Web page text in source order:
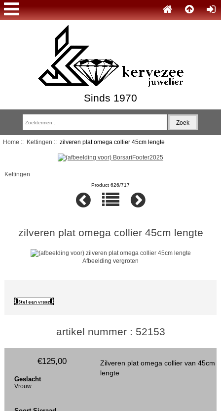
Sinds 1970
Home :: Kettingen :: zilveren plat omega collier 45cm lengte
Kettingen
Product 626/717
zilveren plat omega collier 45cm lengte
Afbeelding vergroten
artikel nummer : 52153
Zilveren plat omega collier van 45cm
lengte
€125,00
Geslacht
Vrouw